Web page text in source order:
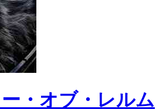
・オブ・レルム